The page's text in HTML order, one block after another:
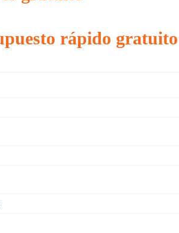
rápido gratuito